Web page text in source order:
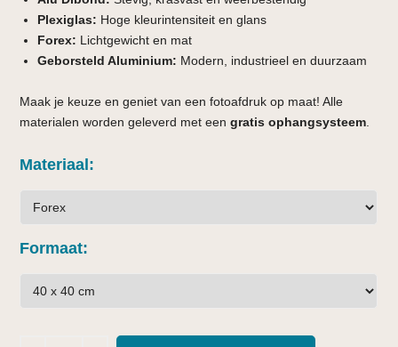
Plexiglas: Hoge kleurintensiteit en glans
Forex: Lichtgewicht en mat
Geborsteld Aluminium: Modern, industrieel en duurzaam
Maak je keuze en geniet van een fotoafdruk op maat! Alle
materialen worden geleverd met eengratis ophangsysteem
Materiaal
Formaat